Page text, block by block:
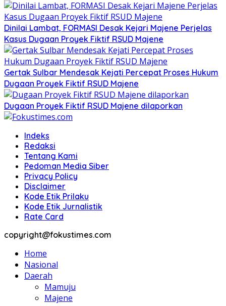
Dinilai Lambat, FORMASI Desak Kejari Majene Perjelas
Kasus Dugaan Proyek Fiktif RSUD Majene
Gertak Sulbar Mendesak Kejati Percepat Proses Hukum
Dugaan Proyek Fiktif RSUD Majene
Dugaan Proyek Fiktif RSUD Majene dilaporkan
Indeks
Redaksi
Tentang Kami
Pedoman Media Siber
Privacy Policy
Disclaimer
Kode Etik Prilaku
Kode Etik Jurnalistik
Rate Card
copyright@fokustimes.com
Home
Nasional
Daerah
Mamuju
Majene